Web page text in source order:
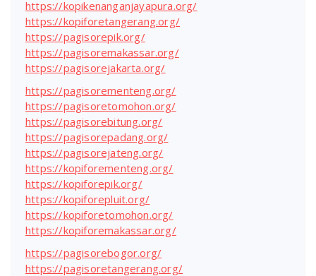
https://kopikenanganjayapura.org/
https://kopiforetangerang.org/
https://pagisorepik.org/
https://pagisoremakassar.org/
https://pagisorejakarta.org/
https://pagisorementeng.org/
https://pagisoretomohon.org/
https://pagisorebitung.org/
https://pagisorepadang.org/
https://pagisorejateng.org/
https://kopiforementeng.org/
https://kopiforepik.org/
https://kopiforepluit.org/
https://kopiforetomohon.org/
https://kopiforemakassar.org/
https://pagisorebogor.org/
https://pagisoretangerang.org/